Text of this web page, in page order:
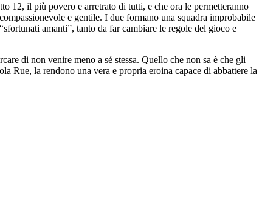
12, il più povero e arretrato di tutti, e che ora le permetteranno
e gentile. I due formano una squadra improbabile
amanti”, tanto da far cambiare le regole del gioco e
di non venire meno a sé stessa. Quello che non sa è che gli
Rue, la rendono una vera e propria eroina capace di abbattere la